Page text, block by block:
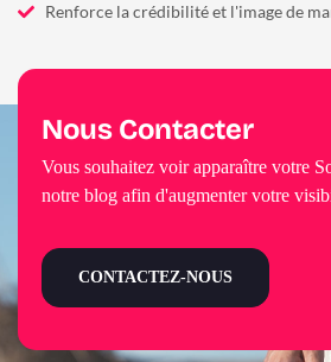
Renforce la crédibilité et l'image de
Nous Contacter
Vous souhaitez voir apparaître votre
notre blog afin d'augmenter votre
CONTACTEZ-NOUS